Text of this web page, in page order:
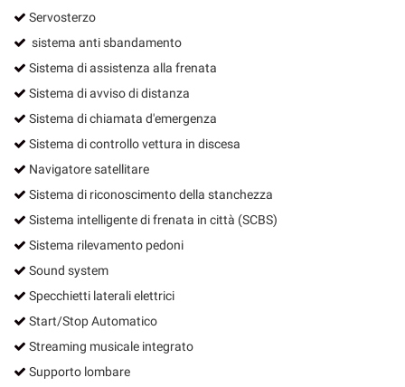
Servosterzo
sistema anti sbandamento
Sistema di assistenza alla frenata
Sistema di avviso di distanza
Sistema di chiamata d'emergenza
Sistema di controllo vettura in discesa
Navigatore satellitare
Sistema di riconoscimento della stanchezza
Sistema intelligente di frenata in città (SCBS)
Sistema rilevamento pedoni
Sound system
Specchietti laterali elettrici
Start/Stop Automatico
Streaming musicale integrato
Supporto lombare